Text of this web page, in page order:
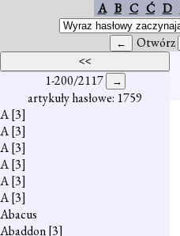
A B C Ć D
Otwórz
1-200/2117
artykuły hasłowe: 1759
A[3]
A[3]
A[3]
A[3]
A[3]
A[3]
Abacus
Abaddon[3]